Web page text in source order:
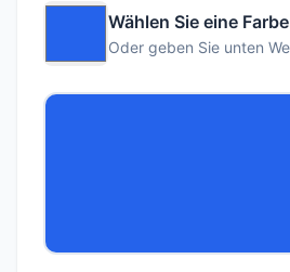
Wählen Sie eine Farbe
Oder geben Sie unten